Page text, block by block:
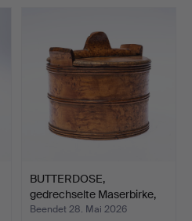
BUTTERDOSE,
gedrechselte Maserbirke,
Bauer…
Beendet 28. Mai 2026